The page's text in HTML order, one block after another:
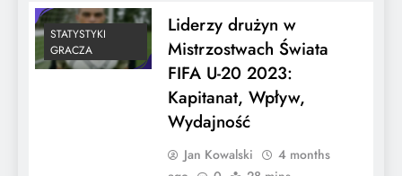
STATYSTYKI
GRACZA
Liderzy drużyn w
Mistrzostwach Świata
FIFA U-20 2023:
Kapitanat, Wpływ,
Wydajność
Jan Kowalski
4 months